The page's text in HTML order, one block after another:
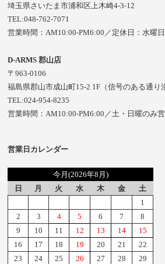
埼玉県さいたま市浦和区上木崎4-3-12
TEL:048-762-7071
営業時間：AM10:00-PM6:00／定休日：水曜日
D-ARMS 郡山店
〒963-0106
福島県郡山市成山町15-2 1F（信号のある通り
TEL:024-954-8235
営業時間：AM10:00-PM6:00／土・日曜のみ
営業日カレンダー
今月(2026年8月)
日
月 火 水 木 金
土
1
2
3 4 5 6 7
8
9
10 11 12 13 14
15
16
17 18 19 20 21
22
23
24 25 26 27 28
29